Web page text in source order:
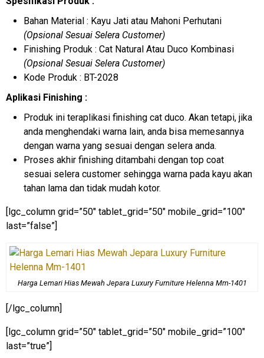
Bahan Material : Kayu Jati atau Mahoni Perhutani
(Opsional Sesuai Selera Customer)
Finishing Produk : Cat Natural Atau Duco Kombinasi
(Opsional Sesuai Selera Customer)
Kode Produk : BT-2028
Aplikasi Finishing :
Produk ini teraplikasi finishing cat duco. Akan tetapi, jika
anda menghendaki warna lain, anda bisa memesannya
dengan warna yang sesuai dengan selera anda.
Proses akhir finishing ditambahi dengan top coat
sesuai selera customer sehingga warna pada kayu akan
tahan lama dan tidak mudah kotor.
[lgc_column grid=”50″ tablet_grid=”50″ mobile_grid=”100″
last=”false”]
Harga Lemari Hias Mewah Jepara Luxury Furniture Helenna Mm-1401
[/lgc_column]
[lgc_column grid=”50″ tablet_grid=”50″ mobile_grid=”100″
last=”true”]